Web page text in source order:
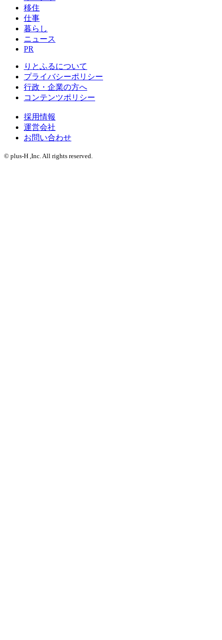
移住
仕事
暮らし
ニュース
PR
りとふるについて
プライバシーポリシー
行政・企業の方へ
コンテンツポリシー
採用情報
運営会社
お問い合わせ
© plus-H ,Inc. All rights reserved.